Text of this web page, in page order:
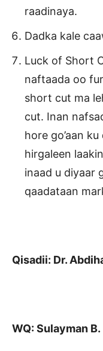
raadinaya.
Dadka kale
Luck of Short
naftaada oo
short cut ma
cut. Inan
hore go’aan
hirgaleen
inaad u diyaar
qaadataan
Qisadii: Dr.
WQ: Sulayman B.